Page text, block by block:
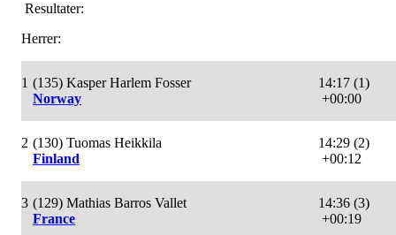
Resultater:
Herrer:
1 (135) Kasper Harlem Fosser
Norway
14:17 (1)
+00:00
2 (130) Tuomas Heikkila
Finland
14:29 (2)
+00:12
3 (129) Mathias Barros Vallet
France
14:36 (3)
+00:19